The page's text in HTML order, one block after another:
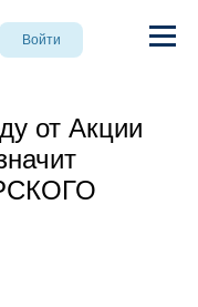
Войти
от Акции